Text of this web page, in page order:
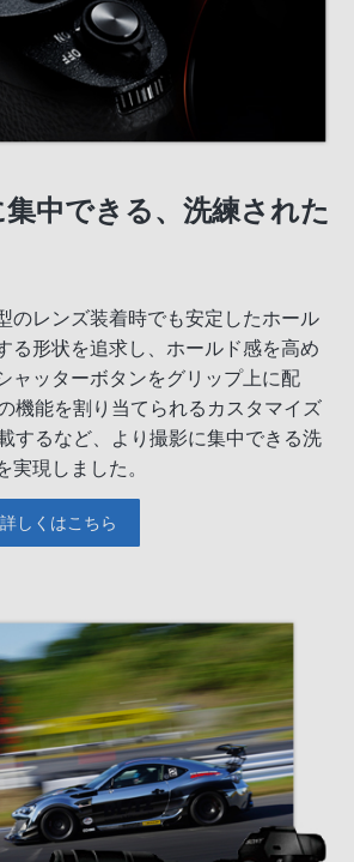
中できる、洗練された
のレンズ装着時でも安定したホール
る形状を追求し、ホールド感を高め
ャッターボタンをグリップ上に配
機能を割り当てられるカスタマイズ
するなど、より撮影に集中できる洗
実現しました。
しくはこちら